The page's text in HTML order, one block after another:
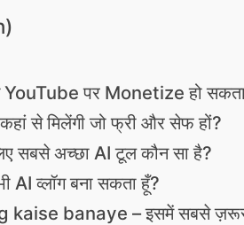
YouTube पर Monetize हो
कहां से मिलेंगी जो फ्री और सेफ हों?
सबसे अच्छा AI टूल कौन सा है?
AI व्लॉग बना सकता हूँ?
banaye – इसमें सबसे